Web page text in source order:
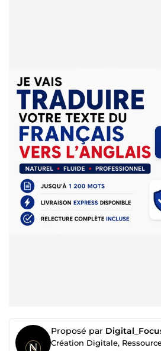
Proposé par